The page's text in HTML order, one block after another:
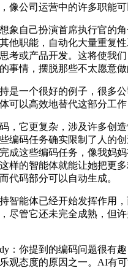
像公司运营中的许多职能可
自己扮演首席执行官的角
他职能，自动化大量重复
考或产品开发。这将使我
事情，摆脱那些不太愿意做
一个很好的例子，很多公
可以高效地替代这部分工作
它更复杂，涉及许多创造
编码任务确实限制了人的
成这些编码任务，像我妈
样的智能体就能让她把更
代码部分可以自动生成。
能体已经开始发挥作用，
尽管它还未完全成熟，但
你提到的编码问题很有趣
观态度的原因之一。AI有